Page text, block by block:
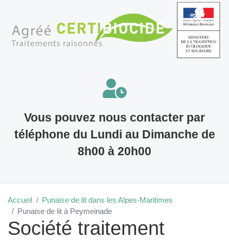
Vous pouvez nous contacter par
téléphone du Lundi au Dimanche de
8h00 à 20h00
Accueil
Punaise de lit dans les Alpes-Maritimes
Punaise de lit à Peymeinade
Société traitement